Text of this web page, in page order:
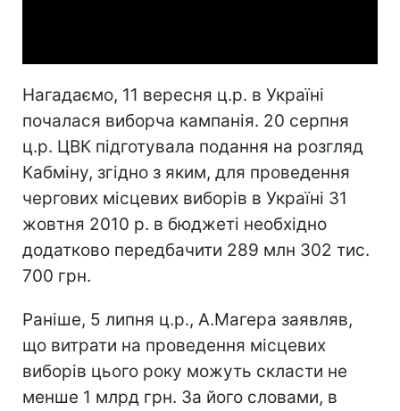
Нагадаємо, 11 вересня ц.р. в Україні
почалася виборча кампанія. 20 серпня
ц.р. ЦВК підготувала подання на розгляд
Кабміну, згідно з яким, для проведення
чергових місцевих виборів в Україні 31
жовтня 2010 р. в бюджеті необхідно
додатково передбачити 289 млн 302 тис.
700 грн.
Раніше, 5 липня ц.р., А.Магера заявляв,
що витрати на проведення місцевих
виборів цього року можуть скласти не
менше 1 млрд грн. За його словами, в